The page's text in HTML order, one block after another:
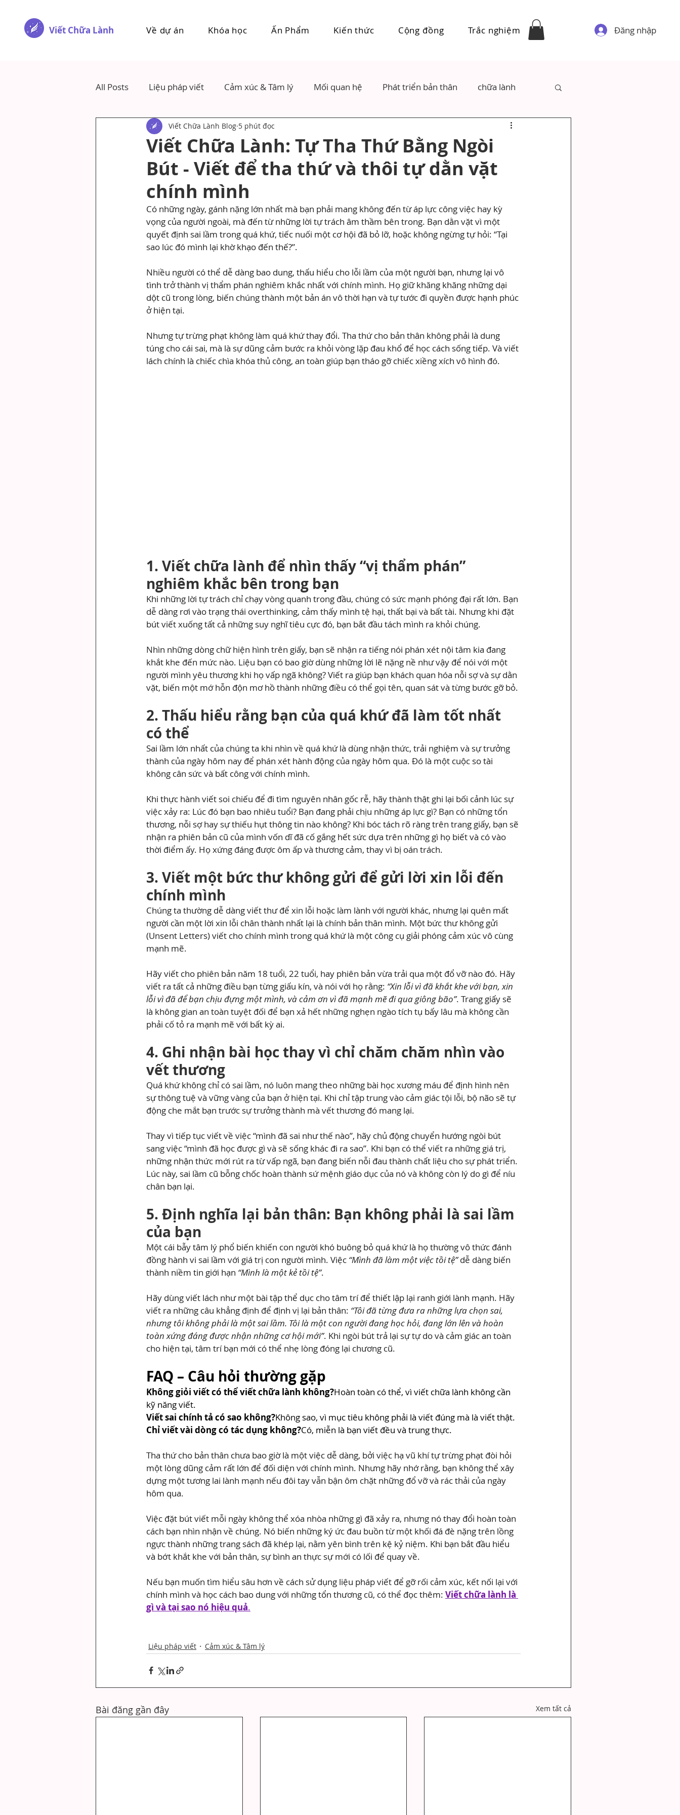
Viết Chữa Lành Về dự án Khóa học Ấn Phẩm Kiến thức Cộng đồng Trắc nghiệm Đăng nhập
All Posts Liệu pháp viết Cảm xúc & Tâm lý Mối quan hệ Phát triển bản thân chữa lành
Viết Chữa Lành: Tự Tha Thứ Bằng Ngòi
Bút - Viết để tha thứ và thôi tự dằn vặt
chính mình
Viết Chữa Lành Blog 5 phút đọc
Có những ngày, gánh nặng lớn nhất mà bạn phải mang không đến từ áp lực công việc hay kỳ
vọng của người ngoài, mà đến từ những lời tự trách âm thầm bên trong. Bạn dằn vặt vì một
quyết định sai lầm trong quá khứ, tiếc nuối một cơ hội đã bỏ lỡ, hoặc không ngừng tự hỏi: “Tại
sao lúc đó mình lại khờ khạo đến thế?”.
Nhiều người có thể dễ dàng bao dung, thấu hiểu cho lỗi lầm của một người bạn, nhưng lại vô
tình trở thành vị thẩm phán nghiêm khắc nhất với chính mình. Họ giữ khăng khăng những dại
dột cũ trong lòng, biến chúng thành một bản án vô thời hạn và tự tước đi quyền được hạnh phúc
ở hiện tại.
Nhưng tự trừng phạt không làm quá khứ thay đổi. Tha thứ cho bản thân không phải là dung
túng cho cái sai, mà là sự dũng cảm bước ra khỏi vòng lặp đau khổ để học cách sống tiếp. Và viết
lách chính là chiếc chìa khóa thủ công, an toàn giúp bạn tháo gỡ chiếc xiềng xích vô hình đó.
1. Viết chữa lành để nhìn thấy “vị thẩm phán”
nghiêm khắc bên trong bạn
Khi những lời tự trách chỉ chạy vòng quanh trong đầu, chúng có sức mạnh phóng đại rất lớn. Bạn
dễ dàng rơi vào trạng thái overthinking, cảm thấy mình tệ hại, thất bại và bất tài. Nhưng khi đặt
bút viết xuống tất cả những suy nghĩ tiêu cực đó, bạn bắt đầu tách mình ra khỏi chúng.
Nhìn những dòng chữ hiện hình trên giấy, bạn sẽ nhận ra tiếng nói phán xét nội tâm kia đang
khắt khe đến mức nào. Liệu bạn có bao giờ dùng những lời lẽ nặng nề như vậy để nói với một
người mình yêu thương khi họ vấp ngã không? Viết ra giúp bạn khách quan hóa nỗi sợ và sự dằn
vặt, biến một mớ hỗn độn mơ hồ thành những điều có thể gọi tên, quan sát và từng bước gỡ bỏ.
2. Thấu hiểu rằng bạn của quá khứ đã làm tốt nhất
có thể
Sai lầm lớn nhất của chúng ta khi nhìn về quá khứ là dùng nhận thức, trải nghiệm và sự trưởng
thành của ngày hôm nay để phán xét hành động của ngày hôm qua. Đó là một cuộc so tài
không cân sức và bất công với chính mình.
Khi thực hành viết soi chiếu để đi tìm nguyên nhân gốc rễ, hãy thành thật ghi lại bối cảnh lúc sự
việc xảy ra: Lúc đó bạn bao nhiêu tuổi? Bạn đang phải chịu những áp lực gì? Bạn có những tổn
thương, nỗi sợ hay sự thiếu hụt thông tin nào không? Khi bóc tách rõ ràng trên trang giấy, bạn sẽ
nhận ra phiên bản cũ của mình vốn dĩ đã cố gắng hết sức dựa trên những gì họ biết và có vào
thời điểm ấy. Họ xứng đáng được ôm ấp và thương cảm, thay vì bị oán trách.
3. Viết một bức thư không gửi để gửi lời xin lỗi đến
chính mình
Chúng ta thường dễ dàng viết thư để xin lỗi hoặc làm lành với người khác, nhưng lại quên mất
người cần một lời xin lỗi chân thành nhất lại là chính bản thân mình. Một bức thư không gửi
(Unsent Letters) viết cho chính mình trong quá khứ là một công cụ giải phóng cảm xúc vô cùng
mạnh mẽ.
Hãy viết cho phiên bản năm 18 tuổi, 22 tuổi, hay phiên bản vừa trải qua một đổ vỡ nào đó. Hãy
viết ra tất cả những điều bạn từng giấu kín, và nói với họ rằng: “Xin lỗi vì đã khắt khe với bạn, xin
lỗi vì đã để bạn chịu đựng một mình, và cảm ơn vì đã mạnh mẽ đi qua giông bão”. Trang giấy sẽ
là không gian an toàn tuyệt đối để bạn xả hết những nghẹn ngào tích tụ bấy lâu mà không cần
phải cố tỏ ra mạnh mẽ với bất kỳ ai.
4. Ghi nhận bài học thay vì chỉ chăm chăm nhìn vào
vết thương
Quá khứ không chỉ có sai lầm, nó luôn mang theo những bài học xương máu để định hình nên
sự thông tuệ và vững vàng của bạn ở hiện tại. Khi chỉ tập trung vào cảm giác tội lỗi, bộ não sẽ tự
động che mắt bạn trước sự trưởng thành mà vết thương đó mang lại.
Thay vì tiếp tục viết về việc “mình đã sai như thế nào”, hãy chủ động chuyển hướng ngòi bút
sang việc “mình đã học được gì và sẽ sống khác đi ra sao”. Khi bạn có thể viết ra những giá trị,
những nhận thức mới rút ra từ vấp ngã, bạn đang biến nỗi đau thành chất liệu cho sự phát triển.
Lúc này, sai lầm cũ bỗng chốc hoàn thành sứ mệnh giáo dục của nó và không còn lý do gì để níu
chân bạn lại.
5. Định nghĩa lại bản thân: Bạn không phải là sai lầm
của bạn
Một cái bẫy tâm lý phổ biến khiến con người khó buông bỏ quá khứ là họ thường vô thức đánh
đồng hành vi sai lầm với giá trị con người mình. Việc “Mình đã làm một việc tồi tệ” dễ dàng biến
thành niềm tin giới hạn “Mình là một kẻ tồi tệ”.
Hãy dùng viết lách như một bài tập thể dục cho tâm trí để thiết lập lại ranh giới lành mạnh. Hãy
viết ra những câu khẳng định để định vị lại bản thân: “Tôi đã từng đưa ra những lựa chọn sai,
nhưng tôi không phải là một sai lầm. Tôi là một con người đang học hỏi, đang lớn lên và hoàn
toàn xứng đáng được nhận những cơ hội mới”. Khi ngòi bút trả lại sự tự do và cảm giác an toàn
cho hiện tại, tâm trí bạn mới có thể nhẹ lòng đóng lại chương cũ.
FAQ – Câu hỏi thường gặp
Không giỏi viết có thể viết chữa lành không?Hoàn toàn có thể, vì viết chữa lành không cần
kỹ năng viết.
Viết sai chính tả có sao không?Không sao, vì mục tiêu không phải là viết đúng mà là viết thật.
Chỉ viết vài dòng có tác dụng không?Có, miễn là bạn viết đều và trung thực.
Tha thứ cho bản thân chưa bao giờ là một việc dễ dàng, bởi việc hạ vũ khí tự trừng phạt đòi hỏi
một lòng dũng cảm rất lớn để đối diện với chính mình. Nhưng hãy nhớ rằng, bạn không thể xây
dựng một tương lai lành mạnh nếu đôi tay vẫn bận ôm chặt những đổ vỡ và rác thải của ngày
hôm qua.
Việc đặt bút viết mỗi ngày không thể xóa nhòa những gì đã xảy ra, nhưng nó thay đổi hoàn toàn
cách bạn nhìn nhận về chúng. Nó biến những ký ức đau buồn từ một khối đá đè nặng trên lồng
ngực thành những trang sách đã khép lại, nằm yên bình trên kệ kỷ niệm. Khi bạn bắt đầu hiểu
và bớt khắt khe với bản thân, sự bình an thực sự mới có lối để quay về.
Nếu bạn muốn tìm hiểu sâu hơn về cách sử dụng liệu pháp viết để gỡ rối cảm xúc, kết nối lại với
chính mình và học cách bao dung với những tổn thương cũ, có thể đọc thêm: Viết chữa lành là
gì và tại sao nó hiệu quả.
Liệu pháp viết Cảm xúc & Tâm lý
Bài đăng gần đây Xem tất cả